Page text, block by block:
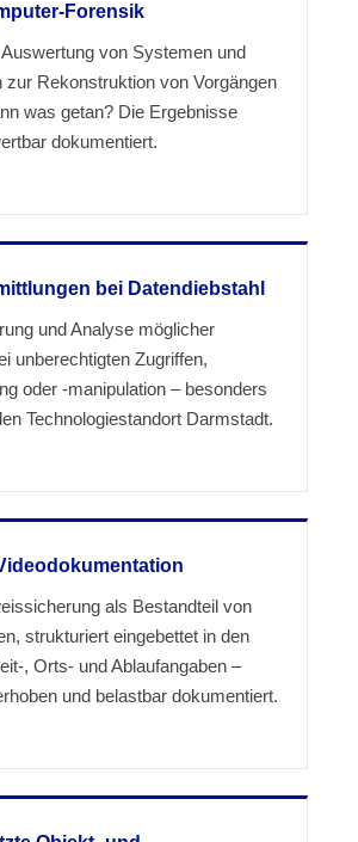
Forensik
von Systemen und
zur Rekonstruktion von Vorgängen
was getan? Die Ergebnisse
dokumentiert.
bei Datendiebstahl
und Analyse möglicher
unberechtigten Zugriffen,
oder -manipulation – besonders
Technologiestandort Darmstadt.
als Bestandteil von
strukturiert eingebettet in den
, Orts- und Ablaufangaben –
und belastbar dokumentiert.